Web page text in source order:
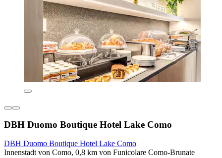
DBH Duomo Boutique Hotel Lake Como
DBH Duomo Boutique Hotel Lake Como
Innenstadt von Como, 0,8 km von Funicolare Como-Brunate